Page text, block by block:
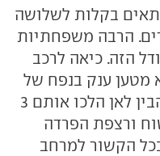
בקלות לשלושה
הרבה משפחתיות
הזה. כיאה לרכב
מטען ענק בנפח של
597 ליטר (ואני עדיין מנסה להבין לאן הלכו אותם 3
ורצפת הפרדה
הקשור למרחב